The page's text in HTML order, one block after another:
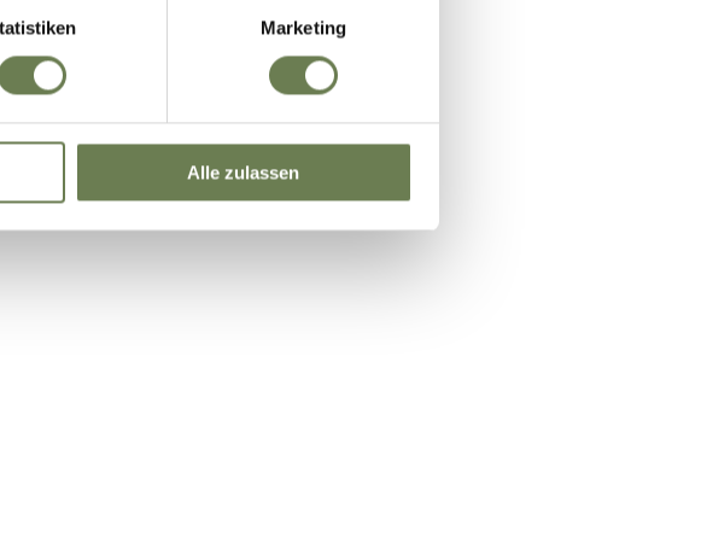
keine Zertifizierung nach dem EU-US
zu Kontroll- und Überwachungszwecken auf
durchsetzbar sein können. Unter
Marketing
Alle zulassen